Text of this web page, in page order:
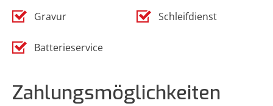
Gravur Schleifdienst
Batterieservice
Zahlungsmöglichkeiten